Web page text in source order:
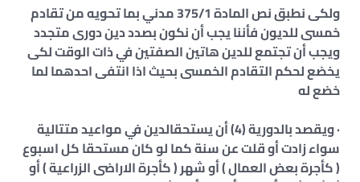
ولكى نطبق نص المادة 375/1 مدني بما تحويه من تقادم
خمسى للديون فأننا يجب أن نكون بصدد دين دورى متجدد
ويجب أن تجتمع للدين هاتين الصفتين في ذات الوقت لكى
يخضع لحكم التقادم الخمسى بحيث اذا انتفى احدهما لما
خضع له
· ويقصد بالدورية (4) أن يستحقالدين في مواعيد متتالية
سواء زادت أو قلت عن سنة كما لو كان مستحقا كل اسبوع
( كأجرة بعض العمال ) أو شهر ( كأجرة الاراضى الزراعية ) أو